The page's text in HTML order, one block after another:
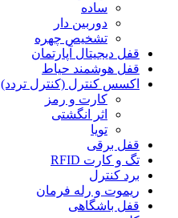
ساده
دوربین دار
تشخیص چهره
قفل دیجیتال آپارتمان
قفل هوشمند حیاط
اکسس کنترل (کنترل تردد)
کارت و رمز
اثر انگشتی
تویا
قفل برقی
تگ و کارت RFID
برد کنترل
ریموت و رله فرمان
قفل باشگاهی